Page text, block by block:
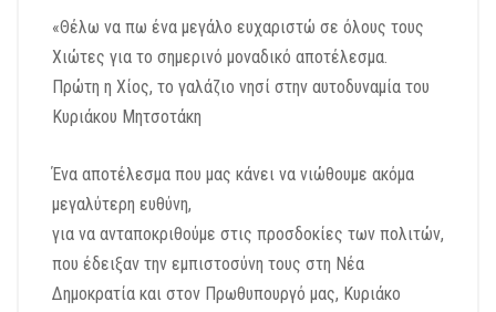
«Θέλω να πω ένα μεγάλο ευχαριστώ σε όλους τους
Χιώτες για το σημερινό μοναδικό αποτέλεσμα.
Πρώτη η Χίος, το γαλάζιο νησί στην αυτοδυναμία του
Κυριάκου Μητσοτάκη
Ένα αποτέλεσμα που μας κάνει να νιώθουμε ακόμα
μεγαλύτερη ευθύνη,
για να ανταποκριθούμε στις προσδοκίες των πολιτών,
που έδειξαν την εμπιστοσύνη τους στη Νέα
Δημοκρατία και στον Πρωθυπουργό μας, Κυριάκο